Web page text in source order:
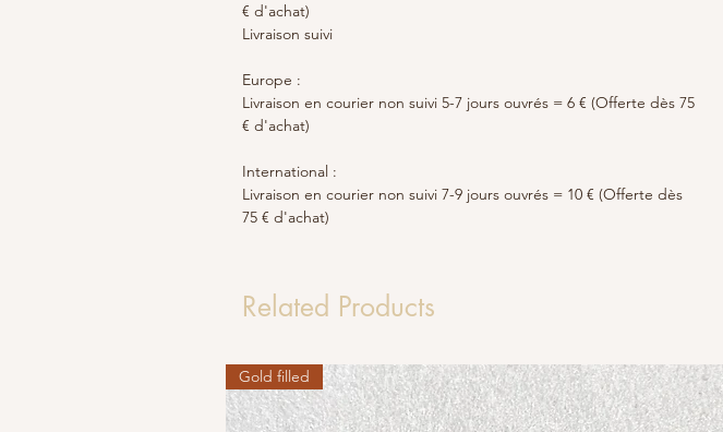
€ d'achat)
Livraison suivi
Europe :
Livraison en courier non suivi 5-7 jours ouvrés = 6 € (Offerte dès 75
€ d'achat)
International :
Livraison en courier non suivi 7-9 jours ouvrés = 10 € (Offerte dès
75 € d'achat)
Related Products
Gold filled